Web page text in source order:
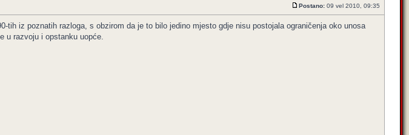
Postano: 09 vel 2010, 09:35
tih iz poznatih razloga, s obzirom da je to bilo jedino mjesto gdje nisu postojala ograničenja oko unosa
u razvoju i opstanku uopće.